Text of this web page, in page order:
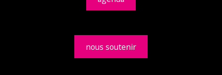
nous soutenir